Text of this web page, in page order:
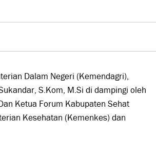
Dalam Negeri (Kemendagri),
S.Kom, M.Si di dampingi oleh
Ketua Forum Kabupaten Sehat
Kesehatan (Kemenkes) dan